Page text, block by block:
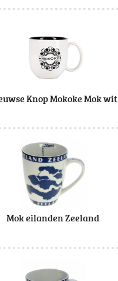
Knop Mokoke Mok wit
Mok eilanden Zeeland